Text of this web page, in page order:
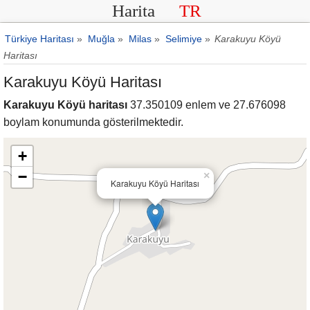
Harita TR
Türkiye Haritası » Muğla » Milas » Selimiye » Karakuyu Köyü
Haritası
Karakuyu Köyü Haritası
Karakuyu Köyü haritası 37.350109 enlem ve 27.676098
boylam konumunda gösterilmektedir.
Karakuyu Köyü Haritası
×
+
−